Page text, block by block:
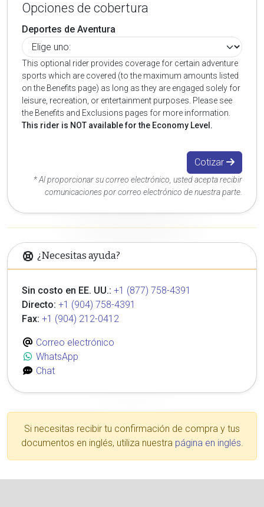
Opciones de cobertura
Deportes de Aventura
This optional rider provides coverage for certain adventure
sports which are covered (to the maximum amounts listed
on the Benefits page) as long as they are engaged solely for
leisure, recreation, or entertainment purposes. Please see
the Benefits and Exclusions pages for more information.
This rider is NOT available for the Economy Level.
Cotizar
* Al proporcionar su correo electrónico, usted acepta recibir
comunicaciones por correo electrónico de nuestra parte.
¿Necesitas ayuda?
Sin costo en EE. UU.: +1 (877) 758-4391
Directo: +1 (904) 758-4391
Fax: +1 (904) 212-0412
Correo electrónico
WhatsApp
Chat
Si necesitas recibir tu confirmación de compra y tus
documentos en inglés, utiliza nuestra página en inglés.